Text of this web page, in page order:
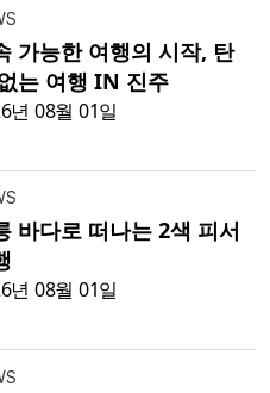
가능한 여행의 시작, 탄
는 여행 IN 진주
년 08월 01일
바다로 떠나는 2색 피서
년 08월 01일